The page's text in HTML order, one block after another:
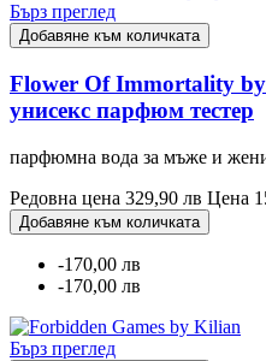
Бърз преглед
Добавяне към количката
Flower Of Immortality
унисекс парфюм тестер
парфюмна вода за мъже и
Редовна цена 329,90 лв Цена
Добавяне към количката
-170,00 лв
-170,00 лв
Бърз преглед